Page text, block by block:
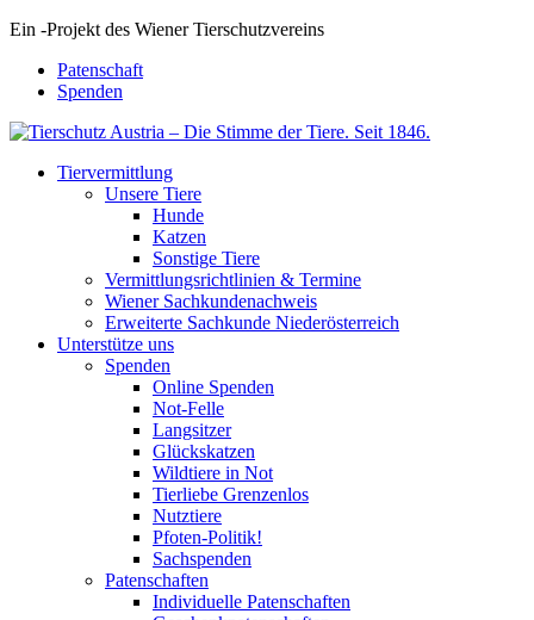
Ein -Projekt des Wiener Tierschutzvereins
Patenschaft
Spenden
Tiervermittlung
Unsere Tiere
Hunde
Katzen
Sonstige Tiere
Vermittlungsrichtlinien & Termine
Wiener Sachkundenachweis
Erweiterte Sachkunde Niederösterreich
Unterstütze uns
Spenden
Online Spenden
Not-Felle
Langsitzer
Glückskatzen
Wildtiere in Not
Tierliebe Grenzenlos
Nutztiere
Pfoten-Politik!
Sachspenden
Patenschaften
Individuelle Patenschaften